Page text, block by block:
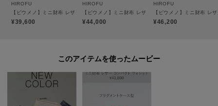
しなやかで伸縮性が高い、14ヵ月以下の小さなメス牛のみを使用。
丁寧にクロームなめしをする事で軽量に仕上がり、絶妙なニュアンスカラー
の素材に仕上げました。
HIROFU
【ピウメノ】ミニ財布 レザー コンパクト ウォレット コインケース カードケース 本
¥39,600
HIROFU
【ピウメノ】ミニ財布 レザー コンパクト ウォレット
¥44,000
HIROFU
【ピウメノ】ミニ財布 レ
¥46,200
このアイテムを使ったムービー